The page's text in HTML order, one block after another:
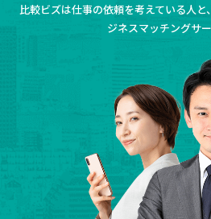
比較ビズは仕事の依頼を考えている人
ジネスマッチングサ